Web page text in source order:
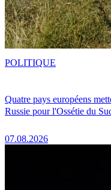
Quatre pays européens
Russie pour l'Ossétie du
07.08.2026
POLITIQUE